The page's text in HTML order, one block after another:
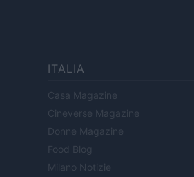
ITALIA
Casa Magazine
Cineverse Magazine
Donne Magazine
Food Blog
Milano Notizie